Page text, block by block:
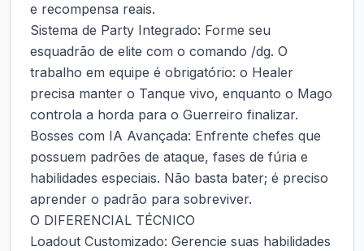
e recompensa reais.
Sistema de Party Integrado: Forme seu
esquadrão de elite com o comando /dg. O
trabalho em equipe é obrigatório: o Healer
precisa manter o Tanque vivo, enquanto o Mago
controla a horda para o Guerreiro finalizar.
Bosses com IA Avançada: Enfrente chefes que
possuem padrões de ataque, fases de fúria e
habilidades especiais. Não basta bater; é preciso
aprender o padrão para sobreviver.
O DIFERENCIAL TÉCNICO
Loadout Customizado: Gerencie suas habilidades